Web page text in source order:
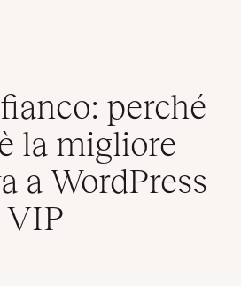
perché
la migliore
a WordPress
VIP